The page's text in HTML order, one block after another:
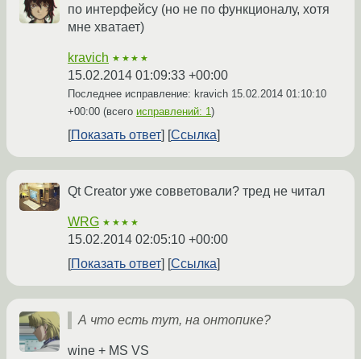
по интерфейсу (но не по функционалу, хотя
мне хватает)
kravich ★★★★
15.02.2014 01:09:33 +00:00
Последнее исправление: kravich 15.02.2014 01:10:10
+00:00 (всего исправлений: 1)
Показать ответ Ссылка
Qt Creator уже совветовали? тред не читал
WRG ★★★★
15.02.2014 02:05:10 +00:00
Показать ответ
Ссылка
А что есть тут, на онтопике?
wine + MS VS